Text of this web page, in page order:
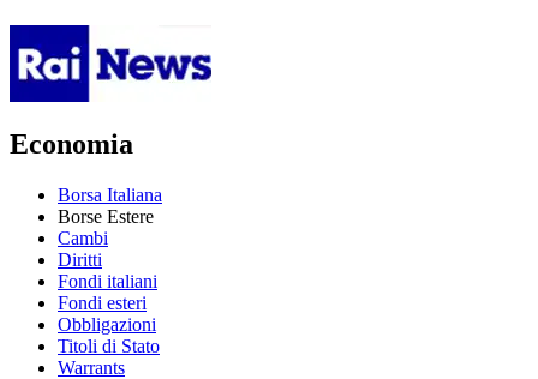
Economia
Borsa Italiana
Borse Estere
Cambi
Diritti
Fondi italiani
Fondi esteri
Obbligazioni
Titoli di Stato
Warrants